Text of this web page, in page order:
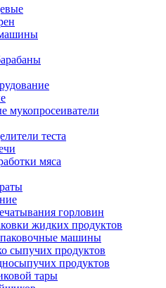
машины
мукопросеиватели
теста
мяса
горловин
жидких продуктов
машины
сыпучих продуктов
продуктов
тары